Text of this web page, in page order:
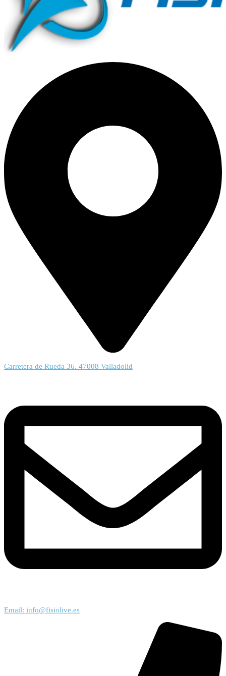
Carretera de Rueda 36. 47008 Valladolid
Email: info@fisiolive.es